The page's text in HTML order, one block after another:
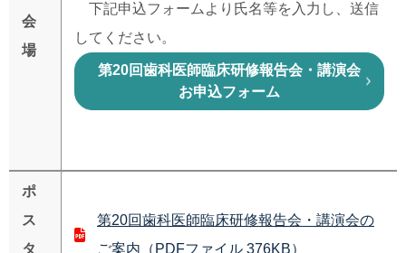
会
場
下記申込フォームより氏名等を入力し、送信
してください。
第20回歯科医師臨床研修報告会・講演会
お申込フォーム
ポ
ス
タ
第20回歯科医師臨床研修報告会・講演会の
ご案内（PDFファイル 376KB）